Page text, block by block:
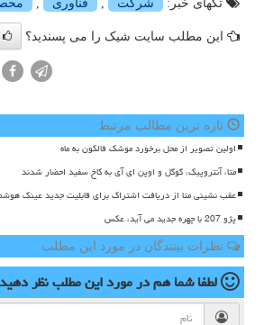
تگهای خبر:
شركت , فناوری ,
این مطلب سایت شیک را می پسندید؟
تازه ترین مطالب مرتبط
اولین تصویر از محل برخورد موشک فالکون به ماه
متا، آنتروپیک، گوگل و اوپن ای آی به کاخ سفید احضار شدند
عقب نشینی متا از دریافت اشتراک برای قابلیت جدید عینک
پژو 207 با چهره جدید می آید، عکس
نظرات بینندگان در مورد این مطلب
لطفا شما همدر مورد این مطلبنظر دهید